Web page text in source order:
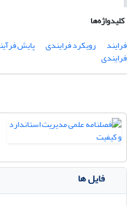
کلیدواژه‌ها
فرایند
رویکرد فرایندی پایش
فرایندی
فایل ها